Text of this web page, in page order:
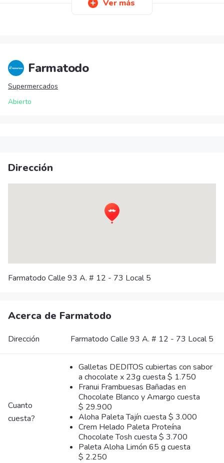
Ver más
Farmatodo
Supermercados
Abierto
Dirección
Farmatodo Calle 93 A. # 12 - 73 Local 5
Acerca de Farmatodo
Dirección Farmatodo Calle 93 A. # 12 - 73 Local 5
Cuanto
cuesta?
Galletas DEDITOS cubiertas con sabor
a chocolate x 23g cuesta $ 1.750
Franui Frambuesas Bañadas en
Chocolate Blanco y Amargo cuesta
$ 29.900
Aloha Paleta Tajín cuesta $ 3.000
Crem Helado Paleta Proteína
Chocolate Tosh cuesta $ 3.700
Paleta Aloha Limón 65 g cuesta
$ 2.250